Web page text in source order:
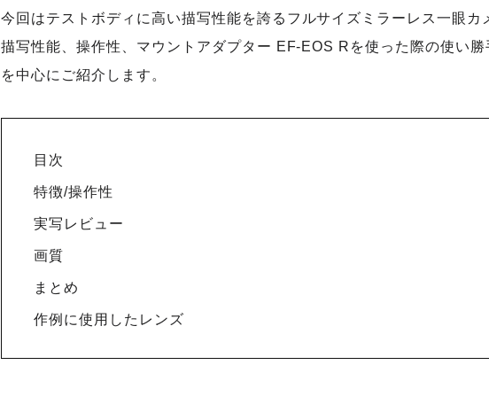
今回はテストボディに高い描写性能を誇るフルサイズミラーレス一眼カ
描写性能、操作性、マウントアダプター EF-EOS Rを使った際の使い
を中心にご紹介します。
目次
特徴/操作性
実写レビュー
画質
まとめ
作例に使用したレンズ